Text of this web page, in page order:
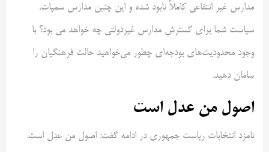
مدارس غیر انتفاعی کاملاً نابود شده و این چنین مدارس سمپات.
سیاست شما برای گسترش مدارس غیردولتی چه خواهد می بود؟ با
وجود محدودیت‌های بودجه‌ای چطور می‌خواهید حالت فرهنگیان را
سامان دهید.
اصول من عدل است
نامزد انتخابات ریاست جمهوری در ادامه گفت: اصول من عدل است.